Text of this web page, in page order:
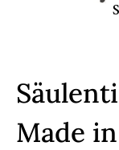
Made in